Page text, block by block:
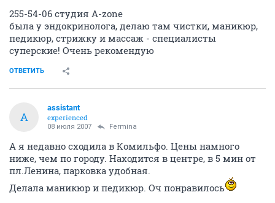
255-54-06 студия A-zone
была у эндокринолога, делаю там чистки, маникюр,
педикюр, стрижку и массаж - специалисты
суперские! Очень рекомендую
ОТВЕТИТЬ
A
assistant
experienced
08 июля 2007 Fermina
А я недавно сходила в Комильфо. Цены намного
ниже, чем по городу. Находится в центре, в 5 мин от
пл.Ленина, парковка удобная.
Делала маникюр и педикюр. Оч понравилось